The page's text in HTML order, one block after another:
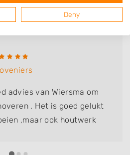
u voor
advies van Wiersma om
. Het is goed gelukt
,maar ook houtwerk
Deny